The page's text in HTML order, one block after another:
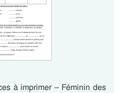
à imprimer – Féminin des